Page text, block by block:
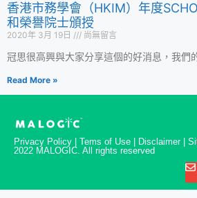
香港市務學會（HKIM）年度
和榮譽院士頒授
2020年 3月 19日 尚無留言
冠思很高興與大家分享這個的好消息，我們
Read More »
Privacy Policy | Tems of Use | Disclaimer |
2022 MALOGIC. All rights reserved